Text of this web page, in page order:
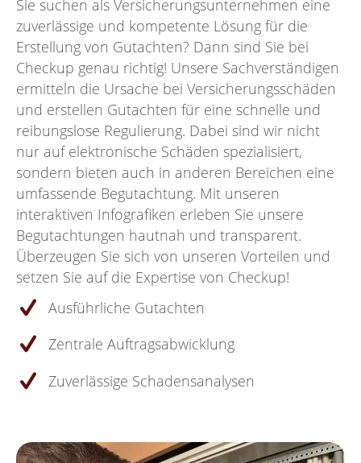
Sie suchen als Versicherungsunternehmen eine
zuverlässige und kompetente Lösung für die
Erstellung von Gutachten? Dann sind Sie bei
Checkup genau richtig! Unsere Sachverständigen
ermitteln die Ursache bei Versicherungsschäden
und erstellen Gutachten für eine schnelle und
reibungslose Regulierung. Dabei sind wir nicht
nur auf elektronische Schäden spezialisiert,
sondern bieten auch in anderen Bereichen eine
umfassende Begutachtung. Mit unseren
interaktiven Infografiken erleben Sie unsere
Begutachtungen hautnah und transparent.
Überzeugen Sie sich von unseren Vorteilen und
setzen Sie auf die Expertise von Checkup!
Ausführliche Gutachten
Zentrale Auftragsabwicklung
Zuverlässige Schadensanalysen